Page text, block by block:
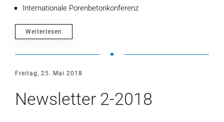
Internationale Porenbetonkonferenz
Weiterlesen
Freitag, 25. Mai 2018
Newsletter 2-2018